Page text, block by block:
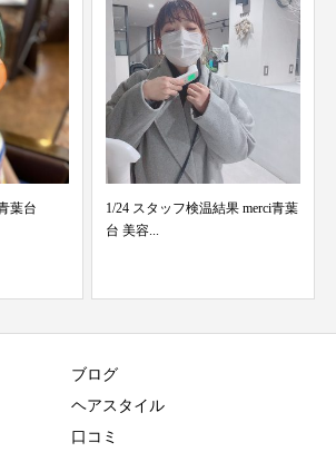
merci青葉
コロナ太り！
ブログ
ヘアスタイル
口コミ